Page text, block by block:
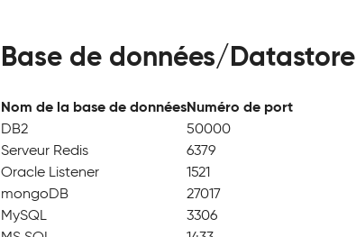
Base de données/Datastore
Nom de la base de donnéesNuméro de port
DB2
50000
Serveur Redis
6379
Oracle Listener
1521
mongoDB
27017
MySQL
3306